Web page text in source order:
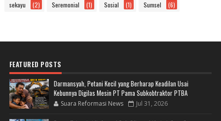
sekayu (2) Seremonial (1) Sosial (1) Sumsel (6)
FEATURED POSTS
Darmansyah, Petani Kecil yang Berharap Keadilan Usai
Kebunnya Digilas Mesin PT Pama Subkobtraktor PTBA
Suara Reformasi News Jul 31, 2026